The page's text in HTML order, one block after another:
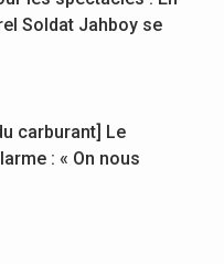
Soldat Jahboy se
carburant] Le
: « On nous